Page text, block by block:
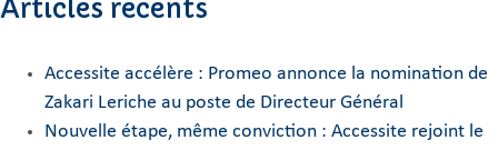
Articles récents
Accessite accélère : Promeo annonce la nomination de
Zakari Leriche au poste de Directeur Général
Nouvelle étape, même conviction : Accessite rejoint le